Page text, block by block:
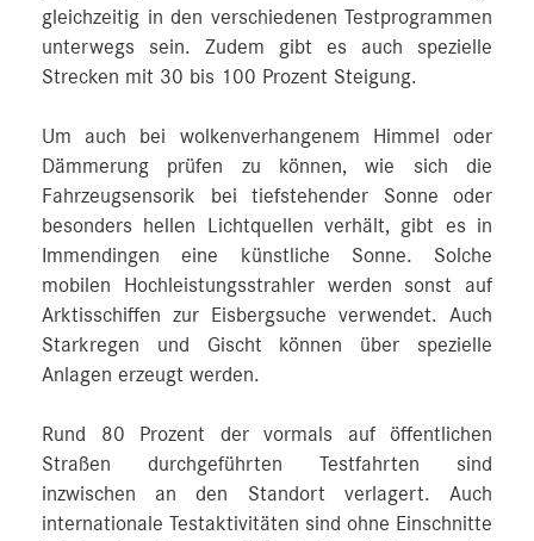
gleichzeitig in den verschiedenen Testprogrammen
unterwegs sein. Zudem gibt es auch spezielle
Strecken mit 30 bis 100 Prozent Steigung.
Um auch bei wolkenverhangenem Himmel oder
Dämmerung prüfen zu können, wie sich die
Fahrzeugsensorik bei tiefstehender Sonne oder
besonders hellen Lichtquellen verhält, gibt es in
Immendingen eine künstliche Sonne. Solche
mobilen Hochleistungsstrahler werden sonst auf
Arktisschiffen zur Eisbergsuche verwendet. Auch
Starkregen und Gischt können über spezielle
Anlagen erzeugt werden.
Rund 80 Prozent der vormals auf öffentlichen
Straßen durchgeführten Testfahrten sind
inzwischen an den Standort verlagert. Auch
internationale Testaktivitäten sind ohne Einschnitte